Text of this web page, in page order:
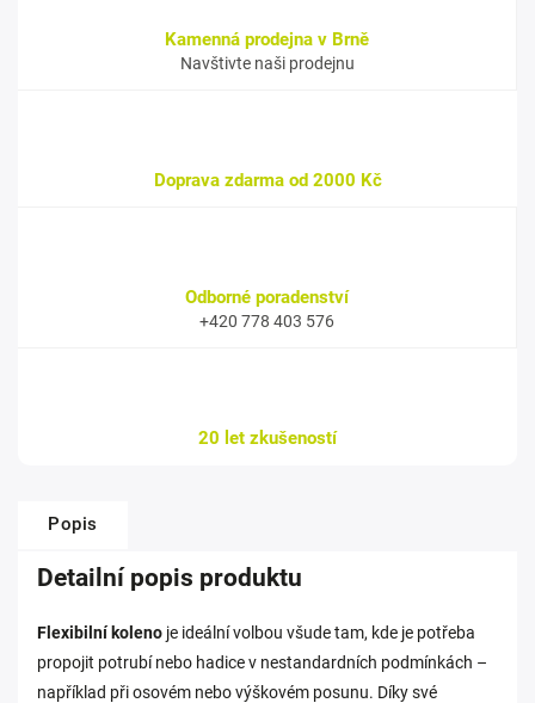
Kamenná prodejna v Brně
Navštivte naši prodejnu
Doprava zdarma od 2000 Kč
Odborné poradenství
+420 778 403 576
20 let zkušeností
Popis
Detailní popis produktu
Flexibilní koleno je ideální volbou všude tam, kde je potřeba
propojit potrubí nebo hadice v nestandardních podmínkách –
například při osovém nebo výškovém posunu. Díky své